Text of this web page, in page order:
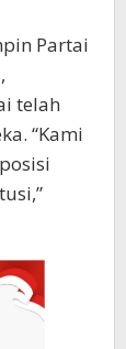
Partai
telah
“Kami